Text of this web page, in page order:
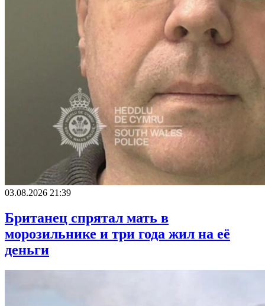
03.08.2026 21:39
Британец спрятал мать в
морозильнике и три года жил на её
деньги